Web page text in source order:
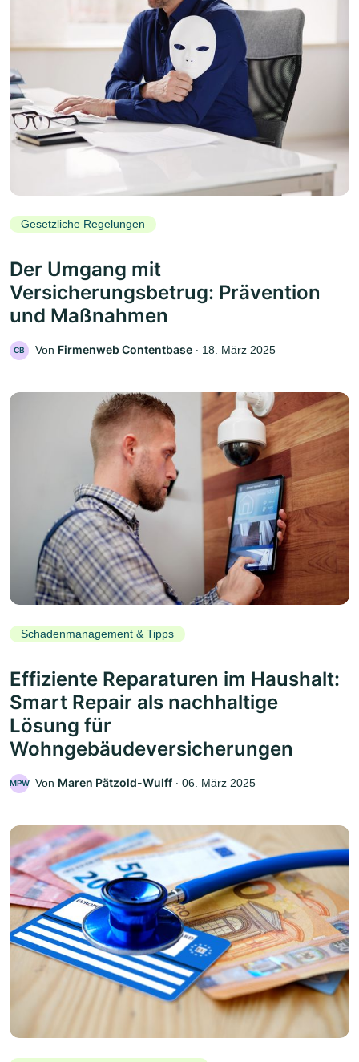
Gesetzliche Regelungen
Der Umgang mit
Versicherungsbetrug: Prävention
und Maßnahmen
CB Von Firmenweb Contentbase ‧ 18. März 2025
Schadenmanagement & Tipps
Effiziente Reparaturen im Haushalt:
Smart Repair als nachhaltige
Lösung für
Wohngebäudeversicherungen
MPW Von Maren Pätzold-Wulff ‧ 06. März 2025